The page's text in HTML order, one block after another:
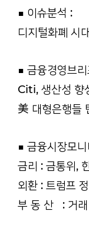
■ 이슈분석 :
디지털화폐 시
■ 금융경영브
Citi, 생산성 향
美 대형은행들
■ 금융시장모
금리 : 금통위,
외환 : 트럼프
부 동 산 : 거래